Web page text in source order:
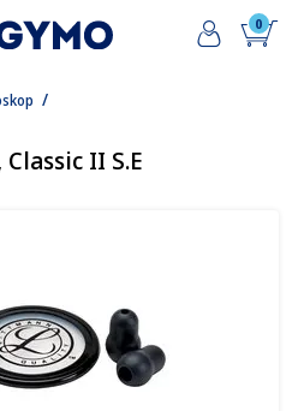
0
/
II S.E